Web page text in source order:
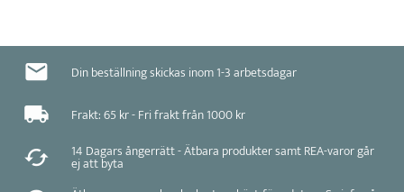
Din beställning skickas inom 1-3 arbetsdagar
Frakt: 65 kr - Fri frakt från 1000 kr
14 Dagars ångerrätt - Ätbara produkter samt REA-varor går
ej att byta